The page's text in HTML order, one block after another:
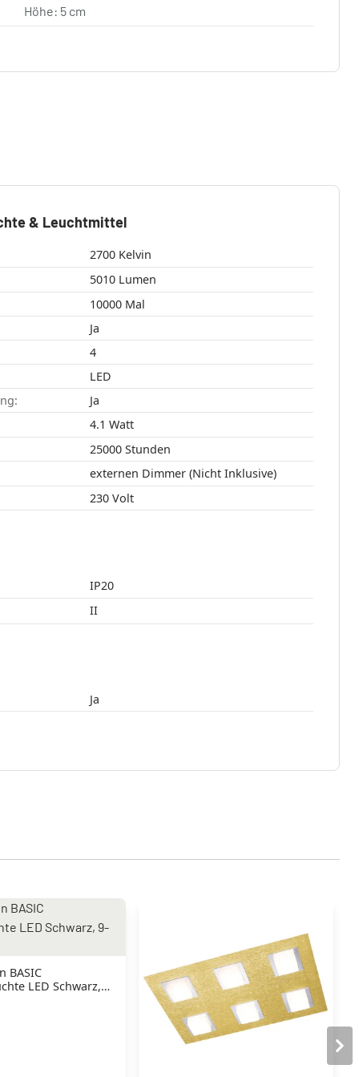
Höhe: 5 cm
& Leuchtmittel
2700 Kelvin
5010 Lumen
10000 Mal
Ja
4
LED
Ja
4.1 Watt
25000 Stunden
externen Dimmer (Nicht Inklusive)
230 Volt
IP20
II
Ja
BASIC
LED Schwarz,